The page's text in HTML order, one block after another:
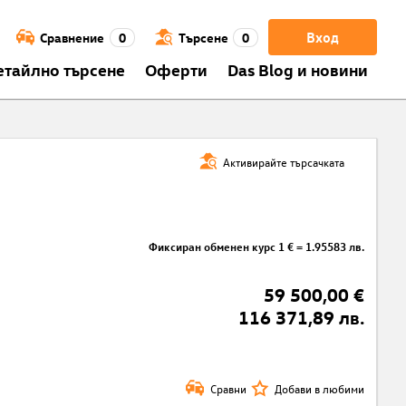
Вход
Сравнение 0 Търсене 0
търсене Оферти Das Blog и новини
Активирайте търсачката
Фиксиран обменен курс 1 € = 1.95583 лв.
59 500,00 €
116 371,89 лв.
Сравни Добави в любими